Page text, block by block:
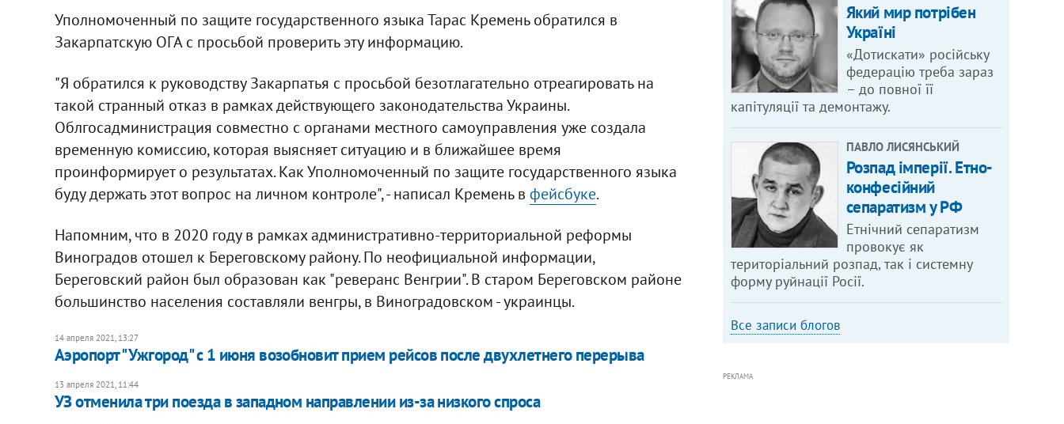
Уполномоченный по защите государственного языка Тарас Кремень обратился в
Закарпатскую ОГА с просьбой проверить эту информацию.
"Я обратился к руководству Закарпатья с просьбой безотлагательно отреагировать на
такой странный отказ в рамках действующего законодательства Украины.
Облгосадминистрация совместно с органами местного самоуправления уже создала
временную комиссию, которая выясняет ситуацию и в ближайшее время
проинформирует о результатах. Как Уполномоченный по защите государственного языка
буду держать этот вопрос на личном контроле", - написал Кремень в фейсбуке.
Напомним, что в 2020 году в рамках административно-территориальной реформы
Виноградов отошел к Береговскому району. По неофициальной информации,
Береговский район был образован как "реверанс Венгрии". В старом Береговском районе
большинство населения составляли венгры, в Виноградовском - украинцы.
14 апреля 2021, 13:27
Аэропорт "Ужгород" с 1 июня возобновит прием рейсов после двухлетнего перерыва
13 апреля 2021, 11:44
УЗ отменила три поезда в западном направлении из-за низкого спроса
Який мир потрібен
Україні
«Дотискати» російську
федерацію треба зараз
– до повної її
капітуляції та демонтажу.
ПАВЛО ЛИСЯНСЬКИЙ
Розпад імперії. Етно-
конфесійний
сепаратизм у РФ
Етнічний сепаратизм
провокує як
територіальний розпад, так і системну
форму руйнації Росії.
Все записи блогов
РЕКЛАМА